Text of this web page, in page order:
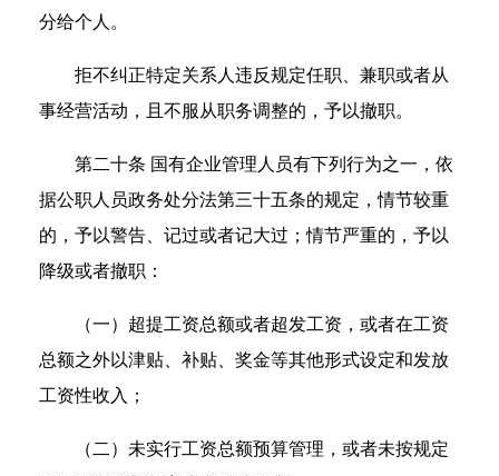
分给个人。
拒不纠正特定关系人违反规定任职、兼职或者从
事经营活动，且不服从职务调整的，予以撤职。
第二十条 国有企业管理人员有下列行为之一，依
据公职人员政务处分法第三十五条的规定，情节较重
的，予以警告、记过或者记大过；情节严重的，予以
降级或者撤职：
（一）超提工资总额或者超发工资，或者在工资
总额之外以津贴、补贴、奖金等其他形式设定和发放
工资性收入；
（二）未实行工资总额预算管理，或者未按规定